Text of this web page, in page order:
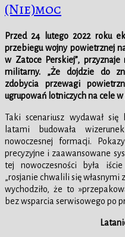
(Nie)moc
Przed 24 lutego 2022 roku
przebiegu wojny powietrznej
w Zatoce Perskiej”,
militarny. „Że dojdzie do
zdobycia przewagi
ugrupowań lotniczych na cele w
Taki scenariusz wydawał
latami budowała
nowoczesnej formacji.
precyzyjne i zaawansowane
tej nowoczesności była
„rosjanie chwalili się
wychodziło, że to
bez wsparcia serwisowego po